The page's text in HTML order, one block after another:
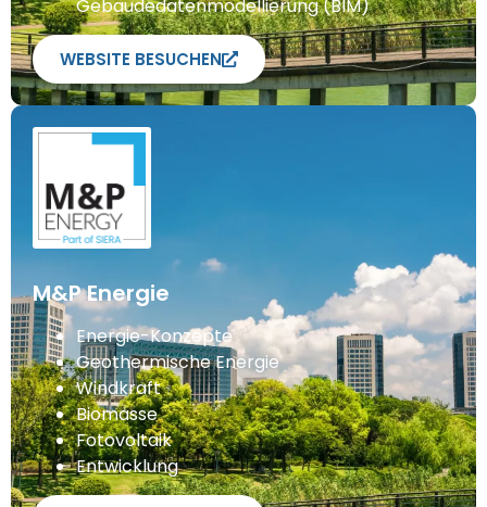
Gebäudedatenmodellierung (BIM)
WEBSITE BESUCHEN
M&P Energie
Energie-Konzepte
Geothermische Energie
Windkraft
Biomasse
Fotovoltaik
Entwicklung